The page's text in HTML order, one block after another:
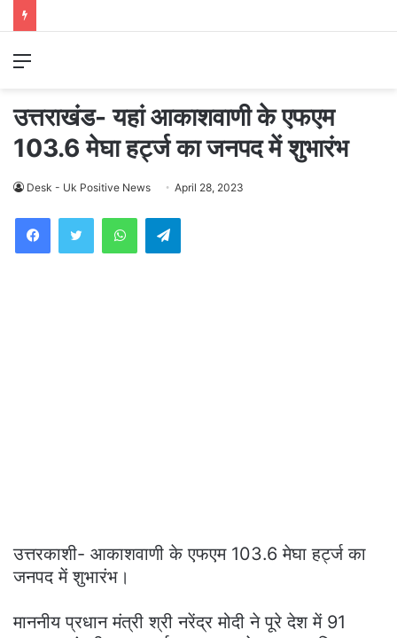
Menu
उत्तराखंड- यहां आकाशवाणी के एफएम
103.6 मेघा हर्ट्ज का जनपद में शुभारंभ
Desk - Uk Positive News April 28, 2023
WhatsAppTelegram
उत्तरकाशी- आकाशवाणी के एफएम 103.6 मेघा हर्ट्ज का
जनपद में शुभारंभ।
माननीय प्रधान मंत्री श्री नरेंद्र मोदी ने पूरे देश में 91